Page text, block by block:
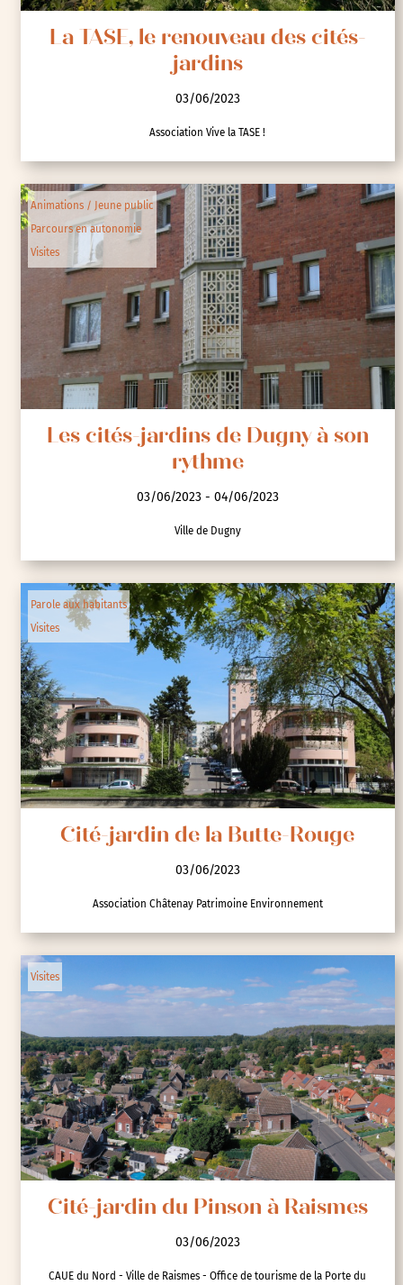
La TASE, le renouveau des cités-
jardins
03/06/2023
Association Vive la TASE !
Animations / Jeune public
Parcours en autonomie
Visites
Les cités-jardins de Dugny à son
rythme
03/06/2023 - 04/06/2023
Ville de Dugny
Parole aux habitants
Visites
Cité-jardin de la Butte-Rouge
03/06/2023
Association Châtenay Patrimoine Environnement
Visites
Cité-jardin du Pinson à Raismes
03/06/2023
CAUE du Nord - Ville de Raismes - Office de tourisme de la Porte du